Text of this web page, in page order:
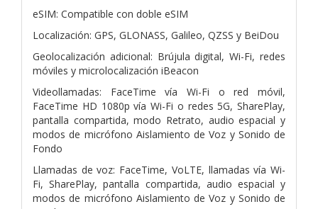
eSIM: Compatible con doble eSIM
Localización: GPS, GLONASS, Galileo, QZSS y BeiDou
Geolocalización adicional: Brújula digital, Wi-Fi, redes
móviles y microlocalización iBeacon
Videollamadas: FaceTime vía Wi-Fi o red móvil,
FaceTime HD 1080p vía Wi-Fi o redes 5G, SharePlay,
pantalla compartida, modo Retrato, audio espacial y
modos de micrófono Aislamiento de Voz y Sonido de
Fondo
Llamadas de voz: FaceTime, VoLTE, llamadas vía Wi-
Fi, SharePlay, pantalla compartida, audio espacial y
modos de micrófono Aislamiento de Voz y Sonido de